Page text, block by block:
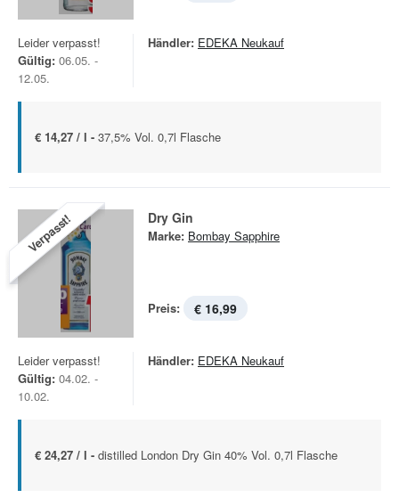
Leider verpasst!
Gültig: 06.05. -
12.05.
Händler: EDEKA Neukauf
€ 14,27 / l - 37,5% Vol. 0,7l Flasche
Verpasst! Dry Gin
Marke: Bombay Sapphire
Preis: € 16,99
Leider verpasst!
Gültig: 04.02. -
10.02.
Händler: EDEKA Neukauf
€ 24,27 / l - distilled London Dry Gin 40% Vol. 0,7l Flasche